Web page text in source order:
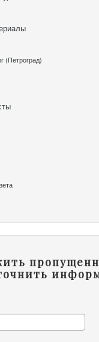
(Петроград)